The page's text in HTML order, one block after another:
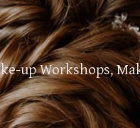
up Workshops,